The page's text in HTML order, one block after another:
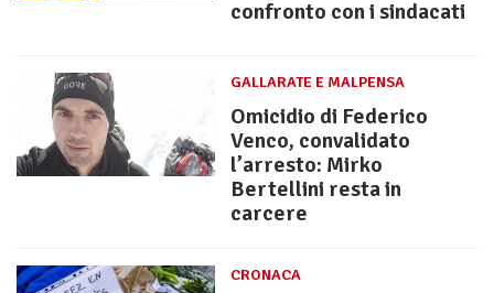
confronto con i sindacati
GALLARATE E MALPENSA
Omicidio di Federico
Venco, convalidato
l’arresto: Mirko
Bertellini resta in
carcere
CRONACA